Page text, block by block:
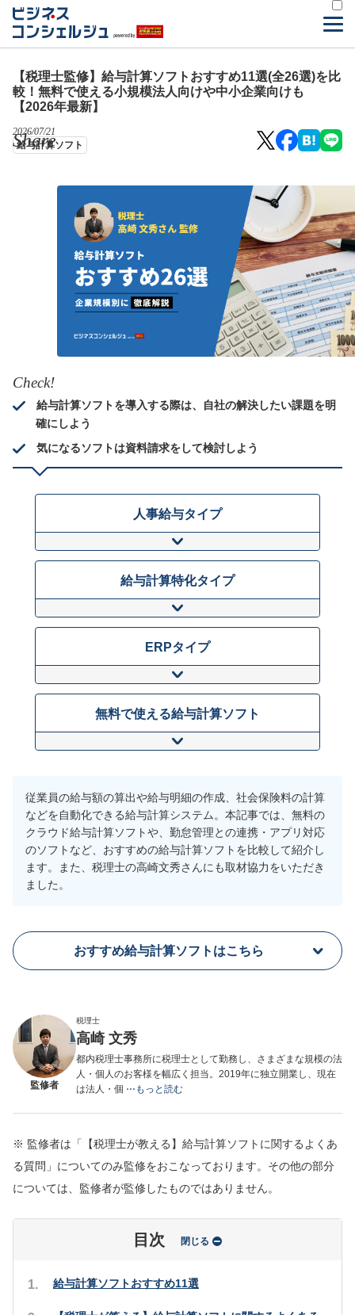
【税理士監修】給与計算ソフトおすすめ11選(全26選)を比
較！無料で使える小規模法人向けや中小企業向けも
【2026年最新】
2026/07/21
給与計算ソフト
Share
Check!
給与計算ソフトを導入する際は、自社の解決したい課題を明
確にしよう
気になるソフトは資料請求をして検討しよう
人事給与タイプ
給与計算特化タイプ
ERPタイプ
無料で使える給与計算ソフト
従業員の給与額の算出や給与明細の作成、社会保険料の計算
などを自動化できる給与計算システム。本記事では、無料の
クラウド給与計算ソフトや、勤怠管理との連携・アプリ対応
のソフトなど、おすすめの給与計算ソフトを比較して紹介し
ます。また、税理士の高崎文秀さんにも取材協力をいただき
ました。
おすすめ給与計算ソフトはこちら
監修者
税理士
高崎 文秀
都内税理士事務所に税理士として勤務し、さまざまな規模の法
人・個人のお客様を幅広く担当。2019年に独立開業し、現在
は法人・個 ⋯もっと読む
※ 監修者は「【税理士が教える】給与計算ソフトに関するよくあ
る質問」についてのみ監修をおこなっております。その他の部分
については、監修者が監修したものではありません。
目次 閉じる
給与計算ソフトおすすめ11選